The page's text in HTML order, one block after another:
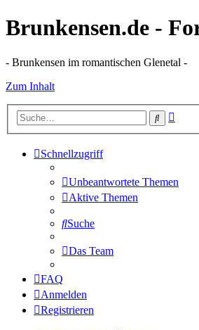
Brunkensen.de -
- Brunkensen im romantischen Glenetal -
Zum Inhalt
Suche
Schnellzugriff
Unbeantwortete Themen
Aktive Themen
Suche
Das Team
FAQ
Anmelden
Registrieren